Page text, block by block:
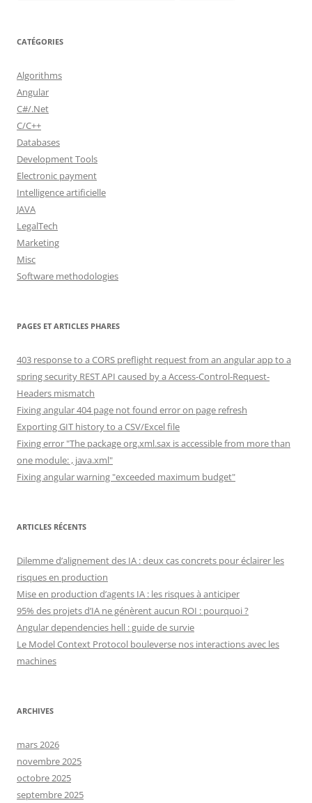
CATÉGORIES
Algorithms
Angular
C#/.Net
C/C++
Databases
Development Tools
Electronic payment
Intelligence artificielle
JAVA
LegalTech
Marketing
Misc
Software methodologies
PAGES ET ARTICLES PHARES
403 response to a CORS preflight request from an angular app to a
spring security REST API caused by a Access-Control-Request-
Headers mismatch
Fixing angular 404 page not found error on page refresh
Exporting GIT history to a CSV/Excel file
Fixing error "The package org.xml.sax is accessible from more than
one module: , java.xml"
Fixing angular warning "exceeded maximum budget"
ARTICLES RÉCENTS
Dilemme d’alignement des IA : deux cas concrets pour éclairer les
risques en production
Mise en production d’agents IA : les risques à anticiper
95% des projets d’IA ne génèrent aucun ROI : pourquoi ?
Angular dependencies hell : guide de survie
Le Model Context Protocol bouleverse nos interactions avec les
machines
ARCHIVES
mars 2026
novembre 2025
octobre 2025
septembre 2025